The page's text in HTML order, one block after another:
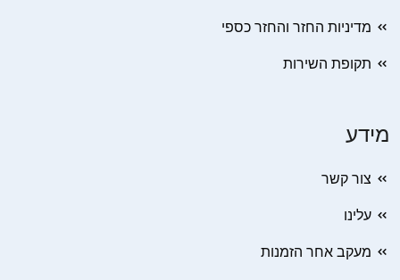
מדיניות החזר והחזר כספי
תקופת השירות
מידע
צור קשר
עלינו
מעקב אחר הזמנות